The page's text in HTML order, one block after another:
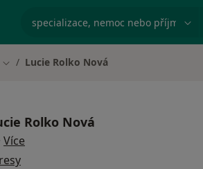
specializace, nemoc nebo příjmení
Změna města
Lucie Rolko Nová
Rolko Nová
Více